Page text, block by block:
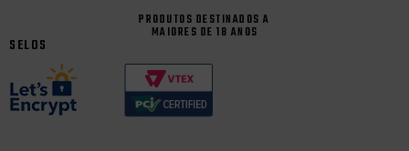
PRODUTOS DESTINADOS A
MAIORES DE 18 ANOS
SELOS